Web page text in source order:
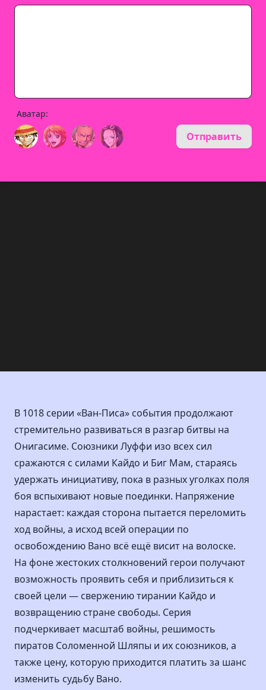
Аватар:
Отправить
В 1018 серии «Ван-Писа» события продолжают
стремительно развиваться в разгар битвы на
Онигасиме. Союзники Луффи изо всех сил
сражаются с силами Кайдо и Биг Мам, стараясь
удержать инициативу, пока в разных уголках поля
боя вспыхивают новые поединки. Напряжение
нарастает: каждая сторона пытается переломить
ход войны, а исход всей операции по
освобождению Вано всё ещё висит на волоске.
На фоне жестоких столкновений герои получают
возможность проявить себя и приблизиться к
своей цели — свержению тирании Кайдо и
возвращению стране свободы. Серия
подчеркивает масштаб войны, решимость
пиратов Соломенной Шляпы и их союзников, а
также цену, которую приходится платить за шанс
изменить судьбу Вано.